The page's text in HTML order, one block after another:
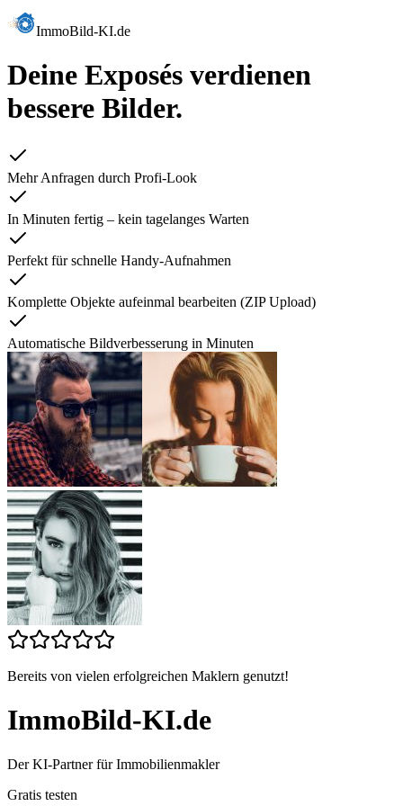
ImmoBild-KI.de
Deine Exposés verdienen
bessere Bilder.
Mehr Anfragen durch Profi-Look
In Minuten fertig – kein tagelanges Warten
Perfekt für schnelle Handy-Aufnahmen
Komplette Objekte aufeinmal bearbeiten (ZIP Upload)
Automatische Bildverbesserung in Minuten
Bereits von vielen erfolgreichen Maklern genutzt!
ImmoBild-KI.de
Der KI-Partner für Immobilienmakler
Gratis testen